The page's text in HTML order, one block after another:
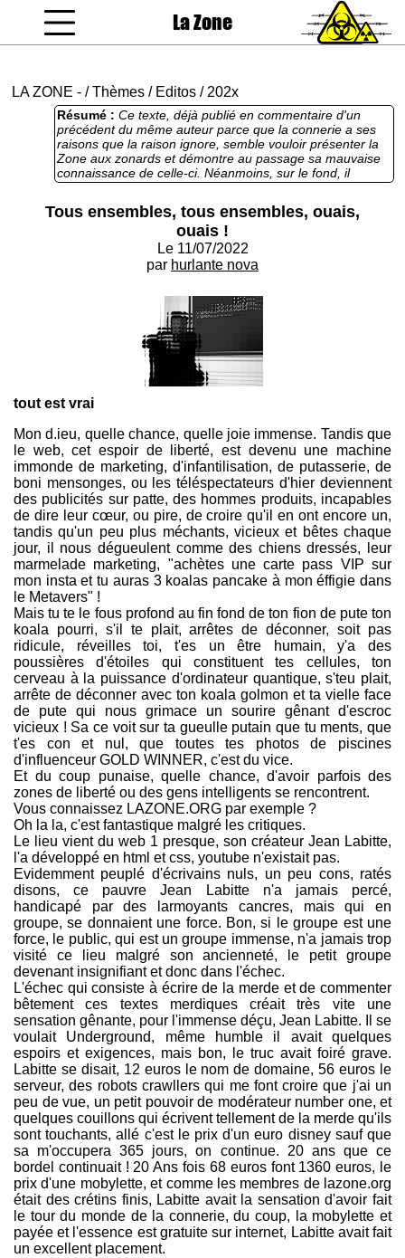
La Zone
LA ZONE - /Thèmes / Editos / 202x
Résumé : Ce texte, déjà publié en commentaire d'un
précédent du même auteur parce que la connerie a ses
raisons que la raison ignore, semble vouloir présenter la
Zone aux zonards et démontre au passage sa mauvaise
connaissance de celle-ci. Néanmoins, sur le fond, il
touche plutôt juste, sous couvert d'humour. On publie
"bonne chance pour le public et sa perception de
l'autodérision" rajoute l'auteur.
Tous ensembles, tous ensembles, ouais,
ouais !
Le 11/07/2022
par hurlante nova
tout est vrai
Mon d.ieu, quelle chance, quelle joie immense. Tandis que
le web, cet espoir de liberté, est devenu une machine
immonde de marketing, d'infantilisation, de putasserie, de
boni mensonges, ou les téléspectateurs d'hier deviennent
des publicités sur patte, des hommes produits, incapables
de dire leur cœur, ou pire, de croire qu'il en ont encore un,
tandis qu'un peu plus méchants, vicieux et bêtes chaque
jour, il nous dégueulent comme des chiens dressés, leur
marmelade marketing, "achètes une carte pass VIP sur
mon insta et tu auras 3 koalas pancake à mon éffigie dans
le Metavers" !
Mais tu te le fous profond au fin fond de ton fion de pute ton
koala pourri, s'il te plait, arrêtes de déconner, soit pas
ridicule, réveilles toi, t'es un être humain, y'a des
poussières d'étoiles qui constituent tes cellules, ton
cerveau à la puissance d'ordinateur quantique, s'teu plait,
arrête de déconner avec ton koala golmon et ta vielle face
de pute qui nous grimace un sourire gênant d'escroc
vicieux ! Sa ce voit sur ta gueulle putain que tu ments, que
t'es con et nul, que toutes tes photos de piscines
d'influenceur GOLD WINNER, c'est du vice.
Et du coup punaise, quelle chance, d'avoir parfois des
zones de liberté ou des gens intelligents se rencontrent.
Vous connaissez LAZONE.ORG par exemple ?
Oh la la, c'est fantastique malgré les critiques.
Le lieu vient du web 1 presque, son créateur Jean Labitte,
l'a développé en html et css, youtube n'existait pas.
Evidemment peuplé d'écrivains nuls, un peu cons, ratés
disons, ce pauvre Jean Labitte n'a jamais percé,
handicapé par des larmoyants cancres, mais qui en
groupe, se donnaient une force. Bon, si le groupe est une
force, le public, qui est un groupe immense, n'a jamais trop
visité ce lieu malgré son ancienneté, le petit groupe
devenant insignifiant et donc dans l'échec.
L'échec qui consiste à écrire de la merde et de commenter
bêtement ces textes merdiques créait très vite une
sensation gênante, pour l'immense déçu, Jean Labitte. Il se
voulait Underground, même humble il avait quelques
espoirs et exigences, mais bon, le truc avait foiré grave.
Labitte se disait, 12 euros le nom de domaine, 56 euros le
serveur, des robots crawllers qui me font croire que j'ai un
peu de vue, un petit pouvoir de modérateur number one, et
quelques couillons qui écrivent tellement de la merde qu'ils
sont touchants, allé c'est le prix d'un euro disney sauf que
sa m'occupera 365 jours, on continue. 20 ans que ce
bordel continuait ! 20 Ans fois 68 euros font 1360 euros, le
prix d'une mobylette, et comme les membres de lazone.org
était des crétins finis, Labitte avait la sensation d'avoir fait
le tour du monde de la connerie, du coup, la mobylette et
payée et l'essence est gratuite sur internet, Labitte avait fait
un excellent placement.